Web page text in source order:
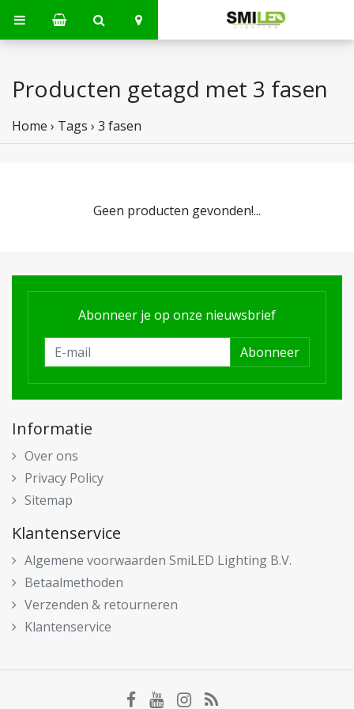
Producten getagd met 3 fasen
Home › Tags › 3 fasen
Geen producten gevonden!...
Abonneer je op onze nieuwsbrief
Abonneer
Informatie
Over ons
Privacy Policy
Sitemap
Klantenservice
Algemene voorwaarden SmiLED Lighting B.V.
Betaalmethoden
Verzenden & retourneren
Klantenservice